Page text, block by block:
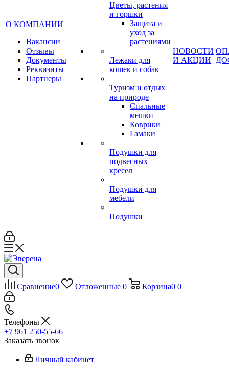
О КОМПАНИИ
Вакансии
Отзывы
Документы
Реквизиты
Партнеры
Цветы, растения
и горшки
Защита и
уход за
растениями
Лежаки для
кошек и собак
Туризм и отдых
на природе
Спальные
мешки
Коврики
Гамаки
Подушки для
подвесных
кресел
Подушки для
мебели
Подушки
НОВОСТИ
И АКЦИИ
Сравнение0 Отложенные 0 Корзина0 0
Телефоны
+7 961 250-55-66
Заказать звонок
Личный кабинет